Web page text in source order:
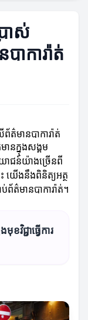
ាស់
ាការ៉ាត់
ត៌មានបាការ៉ាត់
ានក្នុងសង្គម
ជន៍យ៉ាងច្រើនពី
យើងនឹងពិនិត្យអត្ថ
ត៌មានបាការ៉ាត់។
វិជ្ជាធ្វើការ